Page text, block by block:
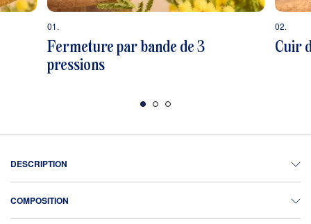
01.
Fermeture par bande de 3
pressions
02.
Cuir
DESCRIPTION
COMPOSITION